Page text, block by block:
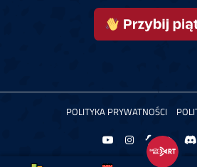
POLITYKA PRYWATNOŚCI